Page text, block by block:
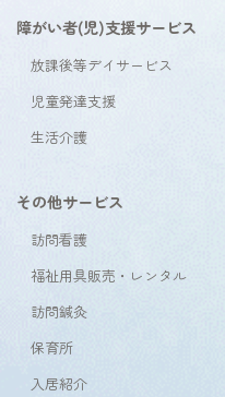
障がい者(児)支援サービス
放課後等デイサービス
児童発達支援
生活介護
その他サービス
訪問看護
福祉用具販売・レンタル
訪問鍼灸
保育所
入居紹介